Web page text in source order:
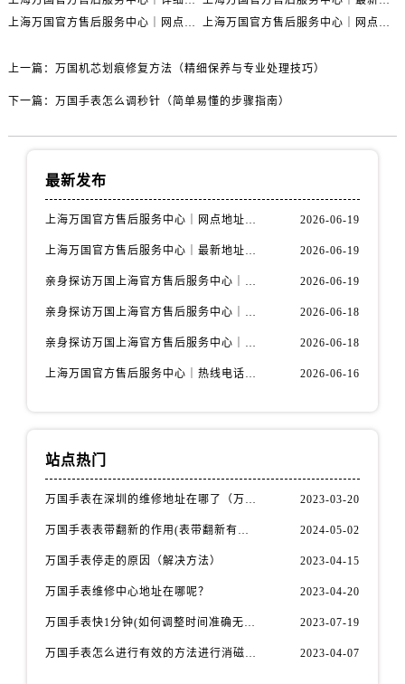
上一篇： 万国机芯划痕修复方法（精细保养与专业处理技巧）
下一篇： 万国手表怎么调秒针（简单易懂的步骤指南）
最新发布
2026-06-19
2026-06-19
2026-06-19
2026-06-18
2026-06-18
2026-06-16
站点热门
2023-03-20
2024-05-02
万国手表停走的原因（解决方法） 2023-04-15
万国手表维修中心地址在哪呢？ 2023-04-20
2023-07-19
2023-04-07